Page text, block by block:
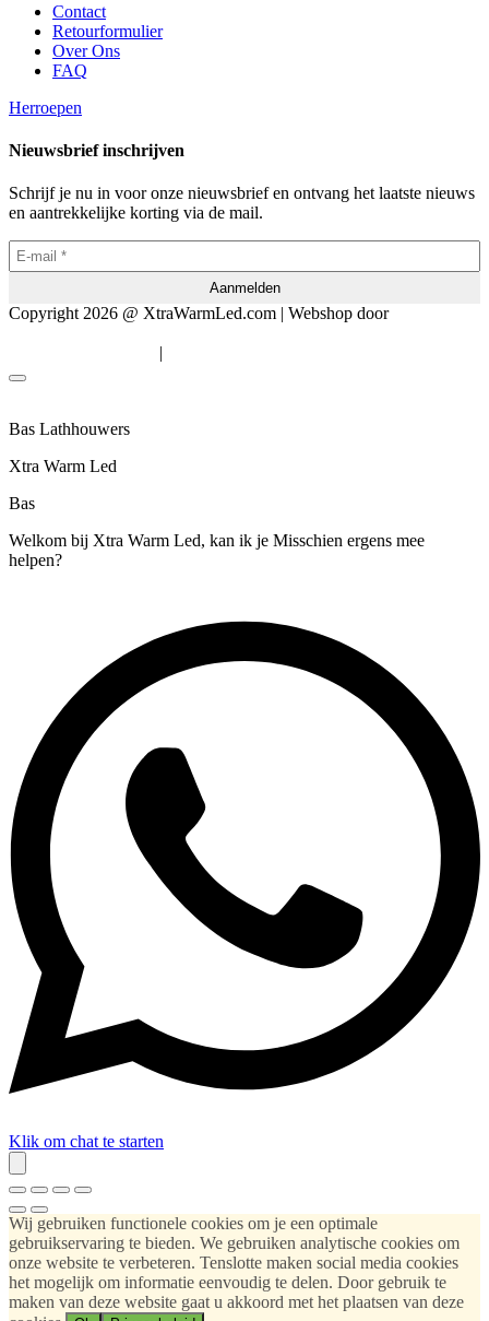
Contact
Retourformulier
Over Ons
FAQ
Herroepen
Nieuwsbrief inschrijven
Schrijf je nu in voor onze nieuwsbrief en ontvang het laatste nieuws
en aantrekkelijke korting via de mail.
Copyright 2026 @ XtraWarmLed.com | Webshop door
|
Bas Lathhouwers
Xtra Warm Led
Bas
Welkom bij Xtra Warm Led, kan ik je Misschien ergens mee
helpen?
Klik om chat te starten
Wij gebruiken functionele cookies om je een optimale
gebruikservaring te bieden. We gebruiken analytische cookies om
onze website te verbeteren. Tenslotte maken social media cookies
het mogelijk om informatie eenvoudig te delen. Door gebruik te
maken van deze website gaat u akkoord met het plaatsen van deze